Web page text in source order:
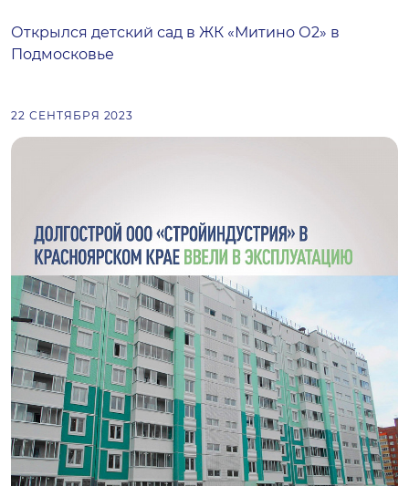
Открылся детский сад в ЖК «Митино О2» в
Подмосковье
22 СЕНТЯБРЯ 2023